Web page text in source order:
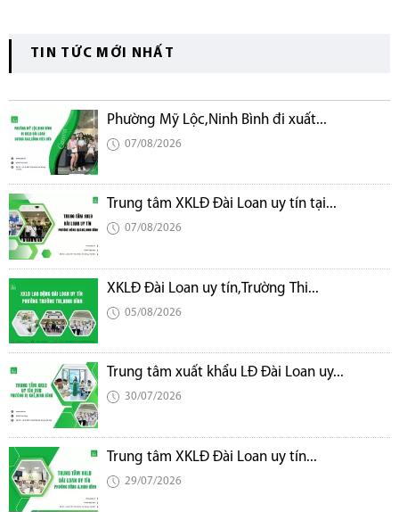
TIN TỨC MỚI NHẤT
Phường Mỹ Lộc,Ninh Bình đi xuất...
07/08/2026
Trung tâm XKLĐ Đài Loan uy tín tại...
07/08/2026
XKLĐ Đài Loan uy tín,Trường Thi...
05/08/2026
Trung tâm xuất khẩu LĐ Đài Loan uy...
30/07/2026
Trung tâm XKLĐ Đài Loan uy tín...
29/07/2026